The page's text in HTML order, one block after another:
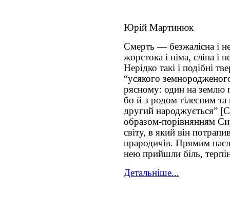
Юрій Мартинюк
Смерть — безжалісна і
жорстока і німа, сліпа і
Нерідко такі і подібні
“усякого
рясному: один на землю
бо й з родом тілесним
другий народжується”
образом-порівнянням
світу, в який він
прародичів. Прямим
нею прийшли біль,
Детальніше...